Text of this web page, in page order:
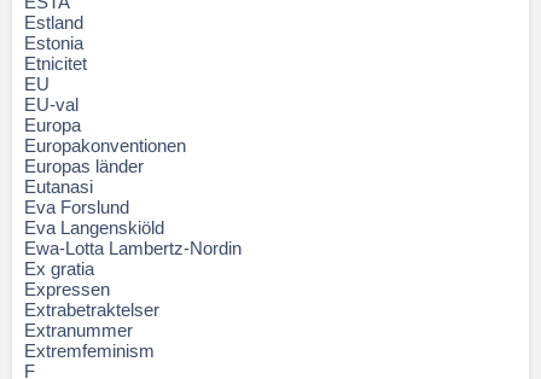
Estland
Estonia
Etnicitet
EU
EU-val
Europa
Europakonventionen
Europas länder
Eutanasi
Eva Forslund
Eva Langenskiöld
Ewa-Lotta Lambertz-Nordin
Ex gratia
Expressen
Extrabetraktelser
Extranummer
Extremfeminism
F